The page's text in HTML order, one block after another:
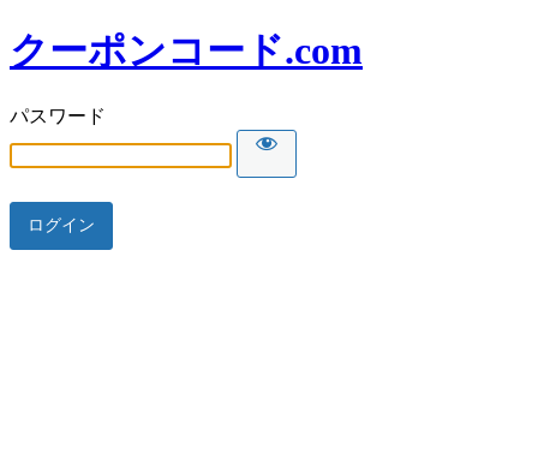
クーポンコード.com
パスワード